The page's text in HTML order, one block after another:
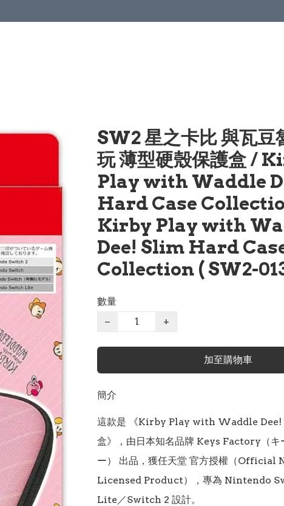
SW2 星之卡比 與瓦豆
玩 薄型硬殼保護盒 /
Play with Waddle
Hard Case
Kirby Play with
Dee! Slim Hard
Collection ( SW2-
數量
−
+
加至購物車
簡介
這款是 《Kirby Play with Waddle Dee!
盒》，由日本知名品牌 Keys Factory（キ
ー） 出品，獲任天堂 官方授權（Official
Licensed Product），專為 Nintendo
Lite／Switch 2 設計。